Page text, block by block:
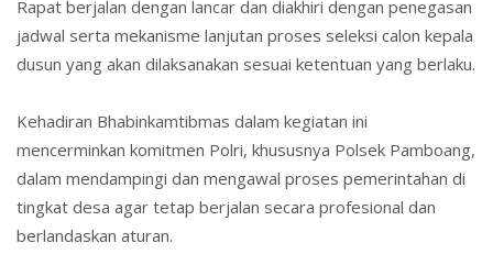
Rapat berjalan dengan lancar dan diakhiri dengan penegasan
jadwal serta mekanisme lanjutan proses seleksi calon kepala
dusun yang akan dilaksanakan sesuai ketentuan yang berlaku.
Kehadiran Bhabinkamtibmas dalam kegiatan ini
mencerminkan komitmen Polri, khususnya Polsek Pamboang,
dalam mendampingi dan mengawal proses pemerintahan di
tingkat desa agar tetap berjalan secara profesional dan
berlandaskan aturan.